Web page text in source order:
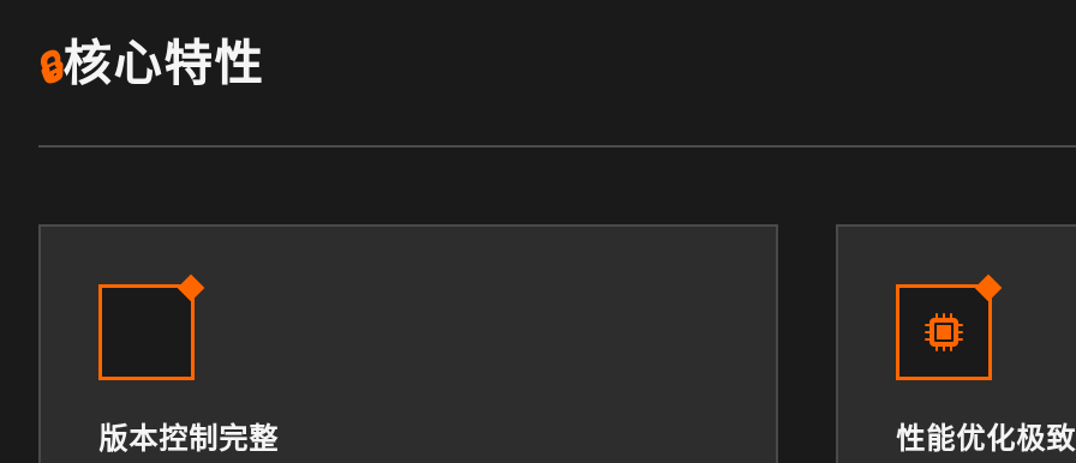
🔒核心特性
版本控制完整 性能优化极致